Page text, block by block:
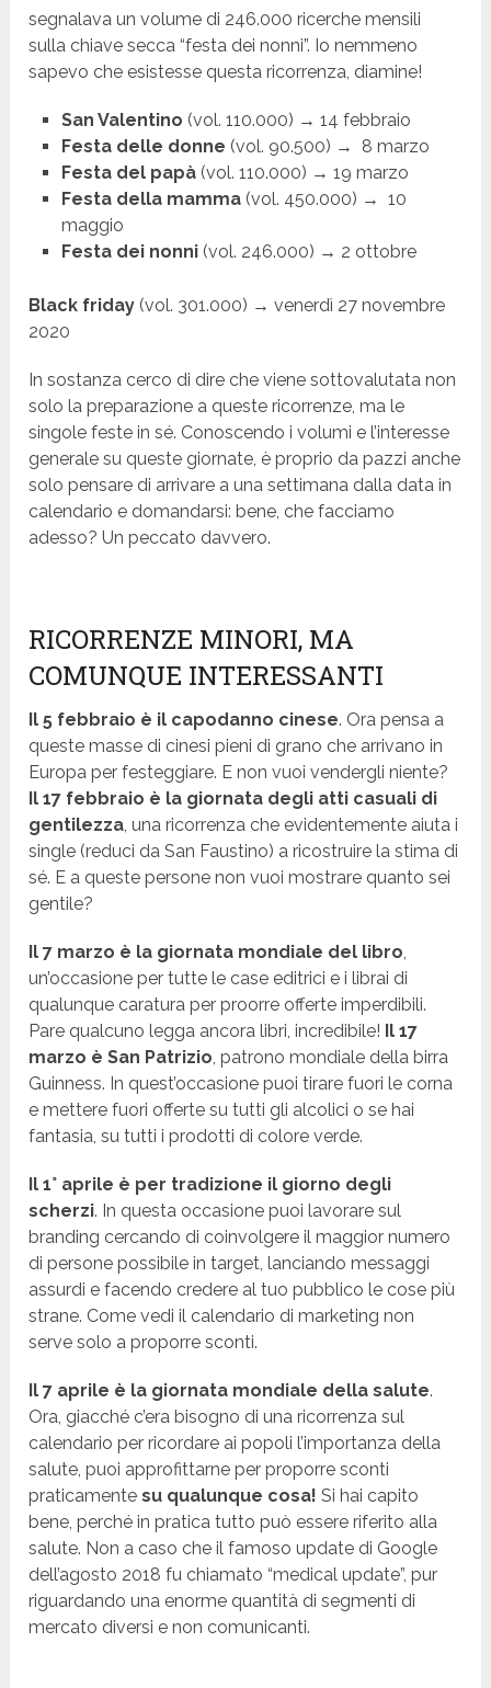
segnalava un volume di 246.000 ricerche mensili
sulla chiave secca “festa dei nonni”. Io nemmeno
sapevo che esistesse questa ricorrenza, diamine!
San Valentino (vol. 110.000) → 14 febbraio
Festa delle donne (vol. 90.500) → 8 marzo
Festa del papà (vol. 110.000) → 19 marzo
Festa della mamma (vol. 450.000) → 10
maggio
Festa dei nonni (vol. 246.000) → 2 ottobre
Black friday (vol. 301.000) → venerdì 27 novembre
2020
In sostanza cerco di dire che viene sottovalutata non
solo la preparazione a queste ricorrenze, ma le
singole feste in sé. Conoscendo i volumi e l’interesse
generale su queste giornate, è proprio da pazzi anche
solo pensare di arrivare a una settimana dalla data in
calendario e domandarsi: bene, che facciamo
adesso? Un peccato davvero.
RICORRENZE MINORI, MA
COMUNQUE INTERESSANTI
Il 5 febbraio è il capodanno cinese. Ora pensa a
queste masse di cinesi pieni di grano che arrivano in
Europa per festeggiare. E non vuoi vendergli niente?
Il 17 febbraio è la giornata degli atti casuali di
gentilezza, una ricorrenza che evidentemente aiuta i
single (reduci da San Faustino) a ricostruire la stima di
sé. E a queste persone non vuoi mostrare quanto sei
gentile?
Il 7 marzo è la giornata mondiale del libro,
un’occasione per tutte le case editrici e i librai di
qualunque caratura per proorre offerte imperdibili.
Pare qualcuno legga ancora libri, incredibile! Il 17
marzo è San Patrizio, patrono mondiale della birra
Guinness. In quest’occasione puoi tirare fuori le corna
e mettere fuori offerte su tutti gli alcolici o se hai
fantasia, su tutti i prodotti di colore verde.
Il 1° aprile è per tradizione il giorno degli
scherzi. In questa occasione puoi lavorare sul
branding cercando di coinvolgere il maggior numero
di persone possibile in target, lanciando messaggi
assurdi e facendo credere al tuo pubblico le cose più
strane. Come vedi il calendario di marketing non
serve solo a proporre sconti.
Il 7 aprile è la giornata mondiale della salute.
Ora, giacché c’era bisogno di una ricorrenza sul
calendario per ricordare ai popoli l’importanza della
salute, puoi approfittarne per proporre sconti
praticamentesu qualunque cosa! Si hai capito
bene, perché in pratica tutto può essere riferito alla
salute. Non a caso che il famoso update di Google
dell’agosto 2018 fu chiamato “medical update”, pur
riguardando una enorme quantità di segmenti di
mercato diversi e non comunicanti.